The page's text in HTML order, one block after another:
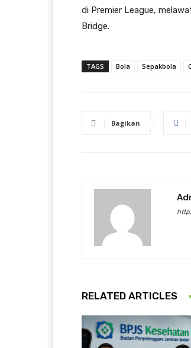
di Premier League,
Bridge.
TAGS Bola Sepakbola
Bagikan
RELATED ARTICLES